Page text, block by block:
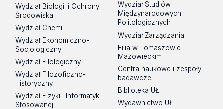
Wydział Biologii i Ochrony
Środowiska
Wydział Chemii
Wydział Ekonomiczno-
Socjologiczny
Wydział Filologiczny
Wydział Filozoficzno-
Historyczny
Wydział Fizyki i Informatyki
Stosowanej
Wydział Studiów
Międzynarodowych i
Politologicznych
Wydział Zarządzania
Filia w Tomaszowie
Mazowieckim
Centra naukowe i zespoły
badawcze
Biblioteka UŁ
Wydawnictwo UŁ